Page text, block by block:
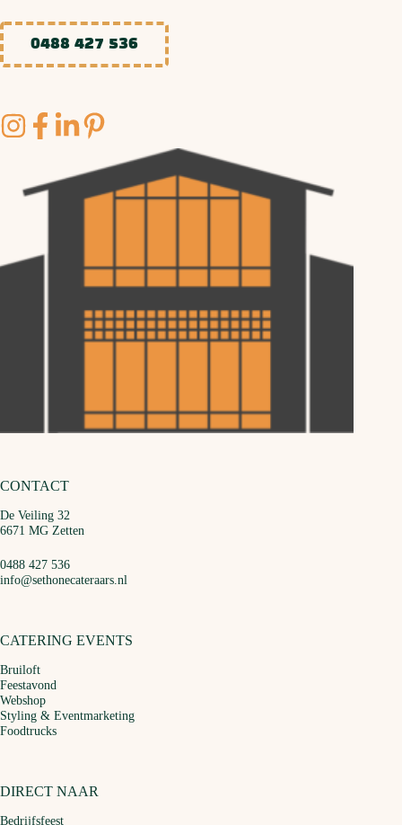
0488 427 536
CONTACT
De Veiling 32
6671 MG Zetten
0488 427 536
info@sethonecateraars.nl
CATERING EVENTS
Bruiloft
Feestavond
Webshop
Styling & Eventmarketing
Foodtrucks
DIRECT NAAR
Bedrijfsfeest